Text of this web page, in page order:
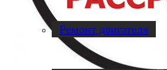
Ремонт двигателя